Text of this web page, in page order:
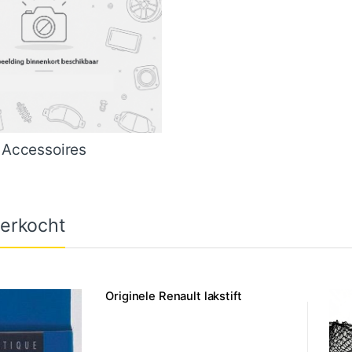
Accessoires
Originele Renault lakstift